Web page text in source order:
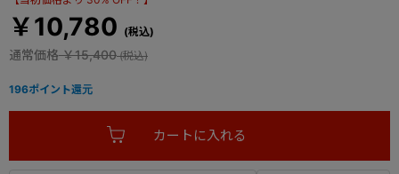
￥10,780
通常価格￥15,400
196ポイント還元